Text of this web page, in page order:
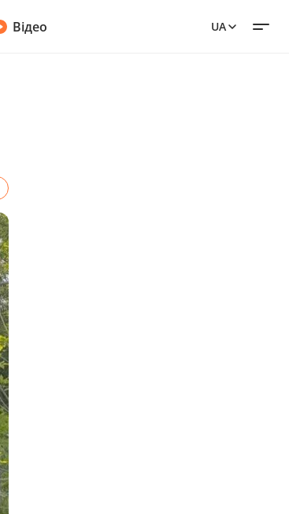
Відео UA